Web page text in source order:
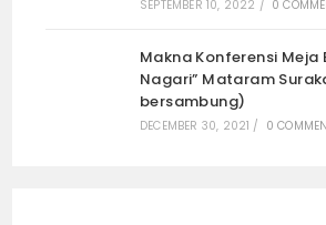
SEPTEMBER 10, 2022 / 0
Makna Konferensi Meja
Nagari” Mataram
bersambung)
DECEMBER 30, 2021 / 0